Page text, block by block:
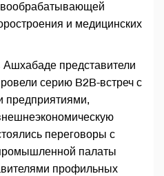
и медицинских
представители
серию B2B-встреч с
предприятиями,
переговоры с
палаты
профильных